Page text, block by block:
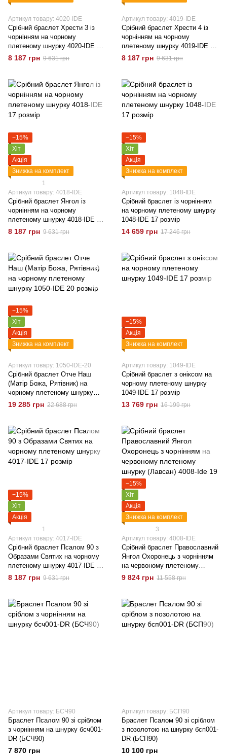
Артикул товару: 4020-IDE
Срібний браслет Хрести 3 із
чорнінням на чорному
плетеному шнурку 4020-IDE 17
розмір
8 187 грн 9 631 грн
Артикул товару: 4019-IDE
Срібний браслет Хрести 4 із
чорнінням на чорному
плетеному шнурку 4019-IDE 17
розмір
8 187 грн 9 631 грн
−15%
Хіт
Акція
Знижка на комплект
1
Артикул товару: 4018-IDE
Срібний браслет Янгол із
чорнінням на чорному
плетеному шнурку 4018-IDE 17
розмір
8 187 грн 9 631 грн
−15%
Хіт
Акція
Знижка на комплект
Артикул товару: 1048-IDE
Срібний браслет із чорнінням
на чорному плетеному шнурку
1048-IDE 17 розмір
14 659 грн 17 246 грн
−15%
Хіт
Акція
Знижка на комплект
Артикул товару: 1050-IDE-20
Срібний браслет Отче Наш
(Матір Божа, Рятівник) на
чорному плетеному шнурку
1050-IDE 20 розмір
19 285 грн 22 688 грн
−15%
Акція
Знижка на комплект
Артикул товару: 1049-IDE
Срібний браслет з оніксом на
чорному плетеному шнурку
1049-IDE 17 розмір
13 769 грн 16 199 грн
−15%
Хіт
Акція
1
Артикул товару: 4017-IDE
Срібний браслет Псалом 90 з
Образами Святих на чорному
плетеному шнурку 4017-IDE 17
розмір
8 187 грн 9 631 грн
−15%
Хіт
Акція
Знижка на комплект
3
Артикул товару: 4008-IDE
Срібний браслет Православний
Янгол Охоронець з чорнінням
на червоному плетеному
шнурку (Лавсан) 4008-Ide 19
9 824 грн 11 558 грн
Артикул товару: БСЧ90
Браслет Псалом 90 зі сріблом
з чорнінням на шнурку бсч001-
DR (БСЧ90)
7 870 грн
Артикул товару: БСП90
Браслет Псалом 90 зі сріблом
з позолотою на шнурку бсп001-
DR (БСП90)
10 100 грн